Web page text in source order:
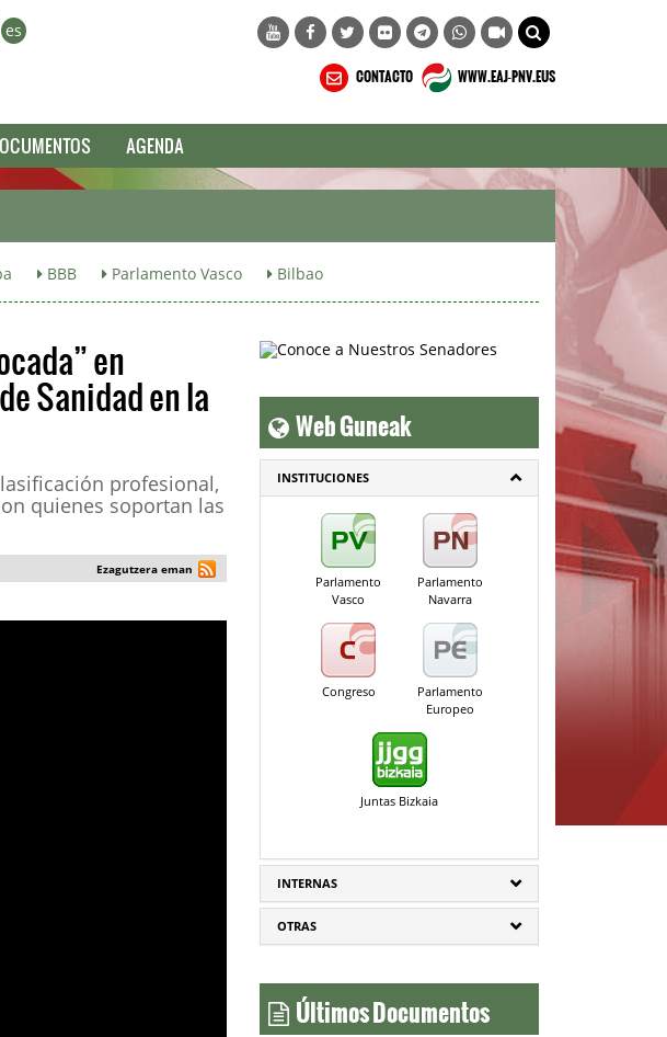
es
CONTACTO WWW.EAJ-PNV.EUS
AGENDA
BBB Parlamento Vasco Bilbao
en
Sanidad en la
profesional,
quienes soportan las
Ezagutzera eman
Web Guneak
INSTITUCIONES
Parlamento
Vasco
Parlamento
Navarra
Congreso
Parlamento
Europeo
Juntas Bizkaia
INTERNAS
OTRAS
Últimos Documentos